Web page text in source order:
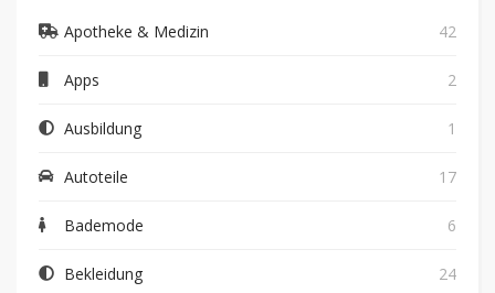
Apotheke & Medizin 42
Apps 2
Ausbildung 1
Autoteile 17
Bademode 6
Bekleidung 24